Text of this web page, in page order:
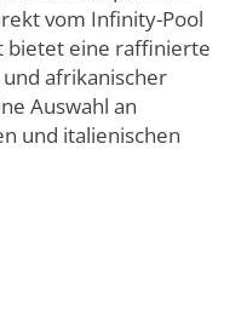
vom Infinity-Pool
bietet eine raffinierte
afrikanischer
Auswahl an
und italienischen